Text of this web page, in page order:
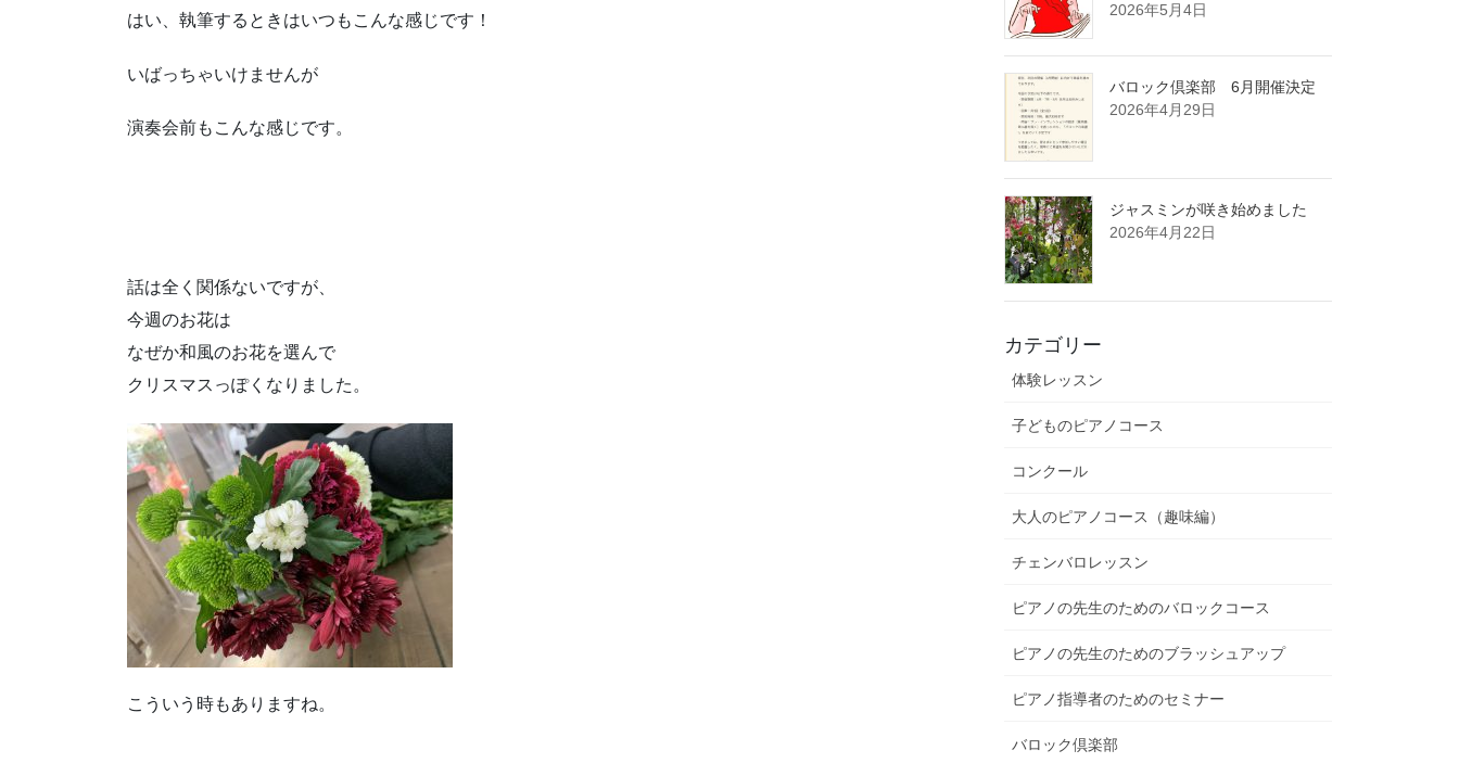
はい、執筆するときはいつもこんな感じです！
いばっちゃいけませんが
演奏会前もこんな感じです。
話は全く関係ないですが、
今週のお花は
なぜか和風のお花を選んで
クリスマスっぽくなりました。
こういう時もありますね。
2026年5月4日
バロック倶楽部 6月開催決定
2026年4月29日
ジャスミンが咲き始めました
2026年4月22日
カテゴリー
体験レッスン
子どものピアノコース
コンクール
大人のピアノコース（趣味編）
チェンバロレッスン
ピアノの先生のためのバロックコース
ピアノの先生のためのブラッシュアップ
ピアノ指導者のためのセミナー
バロック倶楽部